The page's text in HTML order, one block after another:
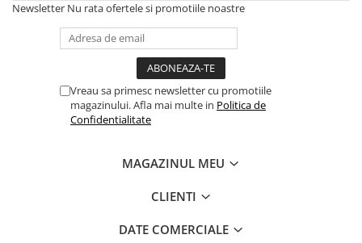
Newsletter Nu rata ofertele si promotiile noastre
Vreau sa primesc newsletter cu promotiile
magazinului. Afla mai multe in Politica de
Confidentialitate
MAGAZINUL MEU
CLIENTI
DATE COMERCIALE